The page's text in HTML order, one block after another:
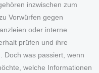
inzwischen zum
Vorwürfen gegen
oder interne
prüfen und ihre
Doch was passiert, wenn
welche Informationen